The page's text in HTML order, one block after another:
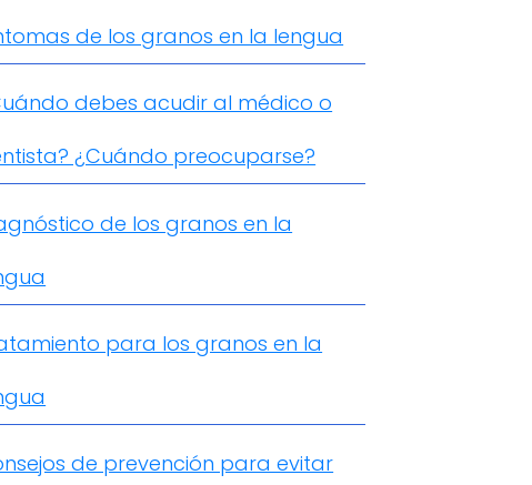
de los granos en la lengua
debes acudir al médico o
¿Cuándo preocuparse?
de los granos en la
para los granos en la
de prevención para evitar